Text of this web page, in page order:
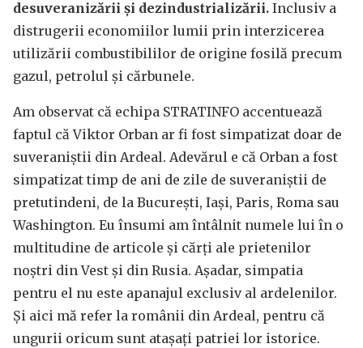
desuveranizării și dezindustrializării. Inclusiv a
distrugerii economiilor lumii prin interzicerea
utilizării combustibililor de origine fosilă precum
gazul, petrolul și cărbunele.
Am observat că echipa STRATINFO accentuează
faptul că Viktor Orban ar fi fost simpatizat doar de
suveraniștii din Ardeal. Adevărul e că Orban a fost
simpatizat timp de ani de zile de suveraniștii de
pretutindeni, de la București, Iași, Paris, Roma sau
Washington. Eu însumi am întâlnit numele lui în o
multitudine de articole și cărți ale prietenilor
noștri din Vest și din Rusia. Așadar, simpatia
pentru el nu este apanajul exclusiv al ardelenilor.
Și aici mă refer la românii din Ardeal, pentru că
ungurii oricum sunt atașați patriei lor istorice.